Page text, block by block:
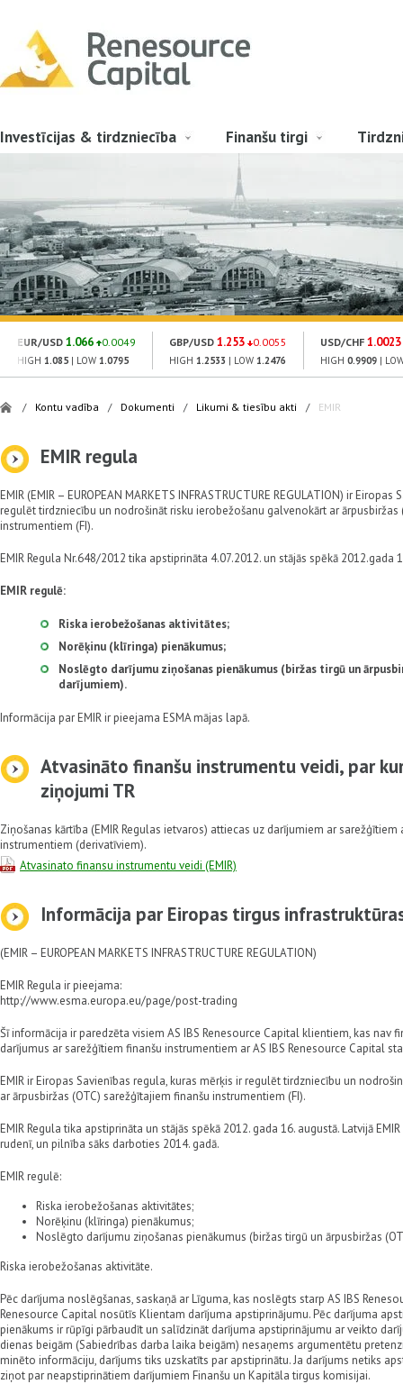
Investīcijas & tirdzniecība Finanšu tirgi
EUR/USD 1.066 0.0049
HIGH 1.085 | LOW 1.0795
GBP/USD 1.253 0.0055
HIGH 1.2533 | LOW 1.2476
USD/CHF 1.0023
HIGH 0.9909 |
/ Kontu vadība / Dokumenti / Likumi & tiesību akti / EMIR
EMIR regula
EMIR (EMIR – EUROPEAN MARKETS INFRASTRUCTURE REGULATION) ir
regulēt tirdzniecību un nodrošināt risku ierobežošanu galvenokārt ar ārpusbiržas
instrumentiem (FI).
EMIR Regula Nr.648/2012 tika apstiprināta 4.07.2012. un stājās spēkā 2012.gada
EMIR regulē:
Riska ierobežošanas aktivitātes;
Norēķinu (klīringa) pienākumus;
Noslēgto darījumu ziņošanas pienākumus (biržas tirgū un
darījumiem).
Informācija par EMIR ir pieejama ESMA mājas lapā.
Atvasināto finanšu instrumentu veidi, par
ziņojumi TR
Ziņošanas kārtība (EMIR Regulas ietvaros) attiecas uz darījumiem ar
instrumentiem (derivatīviem).
Atvasinato finansu instrumentu veidi (EMIR)
Informācija par Eiropas tirgus
(EMIR – EUROPEAN MARKETS INFRASTRUCTURE REGULATION)
EMIR Regula ir pieejama:
http://www.esma.europa.eu/page/post-trading
Šī informācija ir paredzēta visiem AS IBS Renesource Capital klientiem, kas nav
darījumus ar sarežģītiem finanšu instrumentiem ar AS IBS Renesource Capital
EMIR ir Eiropas Savienības regula, kuras mērķis ir regulēt tirdzniecību un
ar ārpusbiržas (OTC) sarežģītajiem finanšu instrumentiem (FI).
EMIR Regula tika apstiprināta un stājās spēkā 2012. gada 16. augustā. Latvijā
rudenī, un pilnība sāks darboties 2014. gadā.
EMIR regulē:
Riska ierobežošanas aktivitātes;
Norēķinu (klīringa) pienākumus;
Noslēgto darījumu ziņošanas pienākumus (biržas tirgū un ārpusbiržas
Riska ierobežošanas aktivitāte.
Pēc darījuma noslēgšanas, saskaņā ar Līguma, kas noslēgts starp AS IBS
Renesource Capital nosūtīs Klientam darījuma apstiprinājumu. Pēc darījuma
pienākums ir rūpīgi pārbaudīt un salīdzināt darījuma apstiprinājumu ar veikto
dienas beigām (Sabiedrības darba laika beigām) nesaņems argumentētu
minēto informāciju, darījums tiks uzskatīts par apstiprinātu. Ja darījums netiks
ziņot par neapstiprinātiem darījumiem Finanšu un Kapitāla tirgus komisijai.